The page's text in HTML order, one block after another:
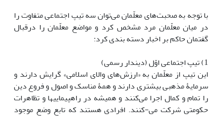
با توجه به صحبت‌های معلّمان می‌توان سه تیپ اجتماعی متفاوت را
در میان معلّمان مرد مشخص کرد و مواضع معلّمان را درقبال
گفتمان حاکم بر اخبار دسته بندی کرد:
1) تیپ اجتماعی اوّل (دین‎دار رسمی)
این تیپ از معلّمان به «ارزش‌های والای اسلامی» گرایش دارند و
سرمایۀ مذهبی بیشتری دارند و همۀ مناسک و اصول و فروع دین
را تمام و کمال اجرا می‌کنند و همیشه در راهپیمایی‏ها‌ و تظاهرات‌
حکومتی شرکت می-کنند. افرادی هستند که تابع وضع موجود